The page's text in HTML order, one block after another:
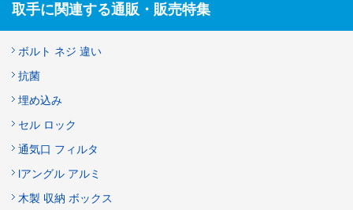
取手に関連する通販・販売特集
ボルト ネジ 違い
抗菌
埋め込み
セル ロック
通気口 フィルタ
lアングル アルミ
木製 収納 ボックス